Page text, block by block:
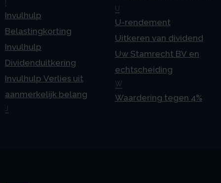
Invulhulp
Belastingkorting
Invulhulp
Dividenduitkering
Invulhulp Verlies uit
aanmerkelijk belang
U
U-rendement
Uitkeren van dividend
Uw Stamrecht BV en
echtscheiding
W
Waardering tegen 4%